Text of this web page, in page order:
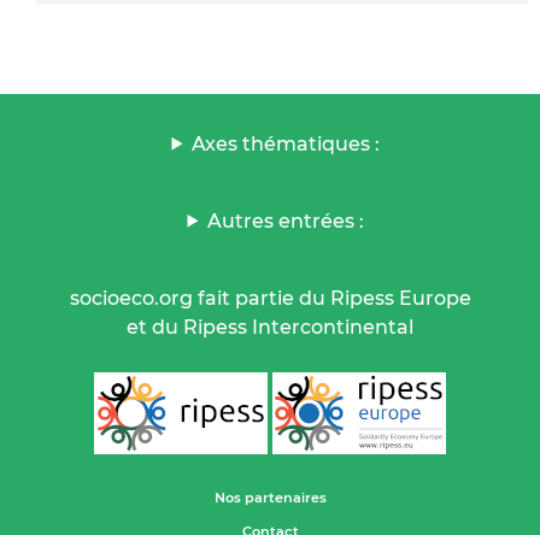
Axes thématiques :
Autres entrées :
socioeco.org fait partie du Ripess Europe
et du Ripess Intercontinental
Nos partenaires
Contact